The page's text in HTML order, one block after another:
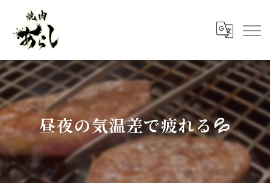
昼夜の気温差で疲れる💦